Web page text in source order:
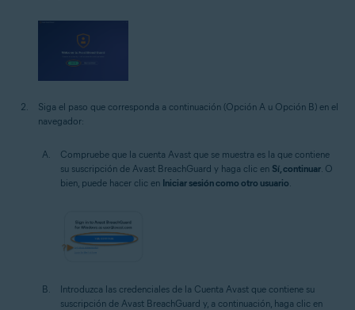
Siga el paso que corresponda a continuación (Opción A u Opción B) en el
navegador:
Compruebe que la cuenta Avast que se muestra es la que contiene
su suscripción de Avast BreachGuard y haga clic en Sí, continuar. O
bien, puede hacer clic en Iniciar sesión como otro usuario.
Introduzca las credenciales de la Cuenta Avast que contiene su
suscripción de Avast BreachGuard y, a continuación, haga clic en